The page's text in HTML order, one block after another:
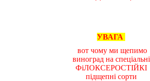
УВАГА
вот чому ми щепимо
виноград на спеціальні
ФіЛОКСЕРОСТІЙКІ
підщепні сорти